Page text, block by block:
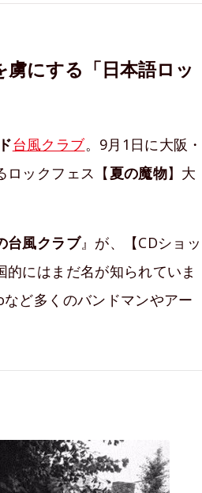
にする「日本語ロッ
台風クラブ。9月1日に大阪・
ロックフェス【夏の魔物】大
台風クラブ』が、【CDショッ
にはまだ名が知られていま
ど多くのバンドマンやアー